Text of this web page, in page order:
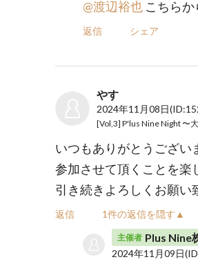
@渡辺裕也 こちら
返信 シェア
やす
2024年11月08日
[Vol,3] P'lus Nine Night 〜
いつもありがとうござい
参加させて頂くことを楽
引き続きよろしくお願い
返信 1件の返信を隠す▲
主催者 Plus Nine
2024年11月09日